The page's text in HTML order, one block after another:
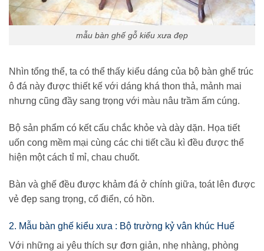
mẫu bàn ghế gỗ kiểu xưa đẹp
Nhìn tổng thể, ta có thể thấy kiểu dáng của bộ bàn ghế trúc
ô đá này được thiết kế với dáng khá thon thả, mảnh mai
nhưng cũng đầy sang trọng với màu nâu trầm ấm cúng.
Bộ sản phẩm có kết cấu chắc khỏe và dày dặn. Họa tiết
uốn cong mềm mại cùng các chi tiết cầu kì đều được thể
hiện một cách tỉ mỉ, chau chuốt.
Bàn và ghế đều được khảm đá ở chính giữa, toát lên được
vẻ đẹp sang trọng, cổ điển, có hồn.
2. Mẫu bàn ghế kiểu xưa : Bộ trường kỷ vân khúc Huế
Với những ai yêu thích sự đơn giản, nhẹ nhàng, phòng